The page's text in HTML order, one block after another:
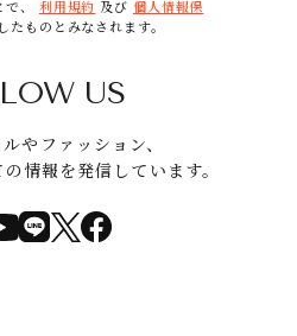
、 利用規約 及び 個人情報保
たものとみなされます。
US
やファッション、
情報を発信しています。